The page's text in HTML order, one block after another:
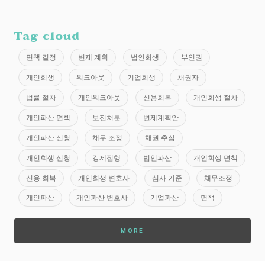
Tag cloud
면책 결정 변제 계획 법인회생
부인권
개인회생
워크아웃 기업회생
채권자
법률 절차
개인워크아웃 신용회복
개인회생 절차
개인파산 면책
보전처분
변제계획안
개인파산 신청
채무 조정
채권 추심
개인회생 신청
강제집행 법인파산
개인회생 면책
신용 회복
개인회생 변호사 심사 기준
채무조정
개인파산
개인파산 변호사 기업파산 면책
MORE